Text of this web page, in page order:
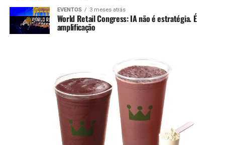
EVENTOS 3 meses atrás
World Retail Congress: IA não é estratégia. É
amplificação